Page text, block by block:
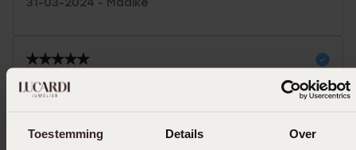
Toestemming Details Over
31-03-2024 - Maaike
01-01-2024 - Kevin G.